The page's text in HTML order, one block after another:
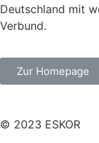
Deutschland mit
Verbund.
Zur Homepage
© 2023 ESKOR